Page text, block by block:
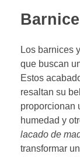
Los barnices
que buscan
Estos
resaltan su
proporcionan
humedad y
lacado de
transformar